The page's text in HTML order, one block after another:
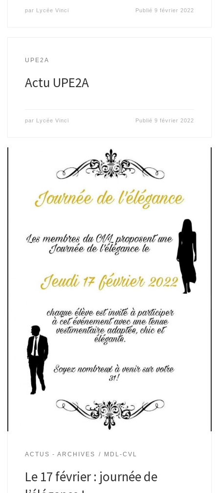
par Lycée Vinci Publié9 février 2022
UPE2A
Actu UPE2A
par Lycée Vinci Publié9 février 2022
ACTUS - ARCHIVES MDL-CVL
Le 17 février : journée de